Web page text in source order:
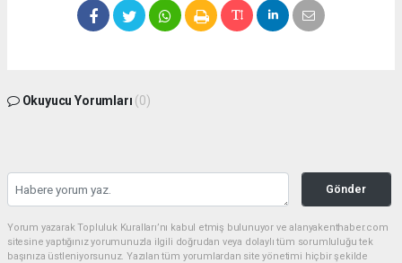
Okuyucu Yorumları (0)
Gönder
Yorum yazarak Topluluk Kuralları’nı kabul etmiş bulunuyor ve alanyakenthaber.com
sitesine yaptığınız yorumunuzla ilgili doğrudan veya dolaylı tüm sorumluluğu tek
başınıza üstleniyorsunuz. Yazılan tüm yorumlardan site yönetimi hiçbir şekilde